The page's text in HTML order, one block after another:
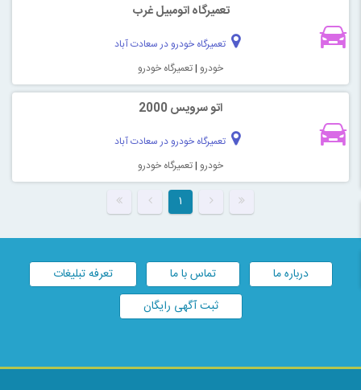
تعمیرگاه اتومبیل غرب
تعمیرگاه خودرو در سعادت آباد
خودرو |تعمیرگاه خودرو
اتو سرویس 2000
تعمیرگاه خودرو در سعادت آباد
خودرو |تعمیرگاه خودرو
۱
درباره ما تماس با ما
تعرفه تبلیغات
ثبت آگهی رایگان